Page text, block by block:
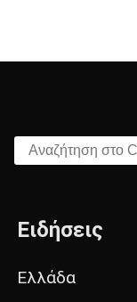
Αναζήτηση στο
Ειδήσεις
Ελλάδα